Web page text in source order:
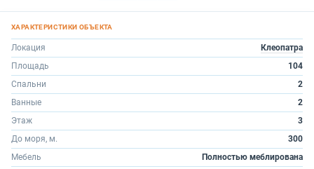
Локация
Клеопатра
Площадь
104
Спальни
2
Ванные
2
Этаж
3
До моря, м.
300
Мебель
Полностью меблирована